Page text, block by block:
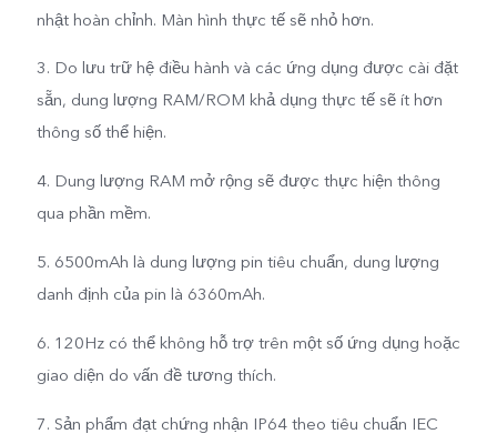
nhật hoàn chỉnh. Màn hình thực tế sẽ nhỏ hơn.
3. Do lưu trữ hệ điều hành và các ứng dụng được cài đặt
sẵn, dung lượng RAM/ROM khả dụng thực tế sẽ ít hơn
thông số thể hiện.
4. Dung lượng RAM mở rộng sẽ được thực hiện thông
qua phần mềm.
5. 6500mAh là dung lượng pin tiêu chuẩn, dung lượng
danh định của pin là 6360mAh.
6. 120Hz có thể không hỗ trợ trên một số ứng dụng hoặc
giao diện do vấn đề tương thích.
7. Sản phẩm đạt chứng nhận IP64 theo tiêu chuẩn IEC